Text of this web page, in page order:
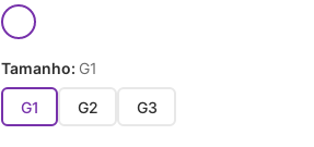
Tamanho: G1
G1 G2 G3